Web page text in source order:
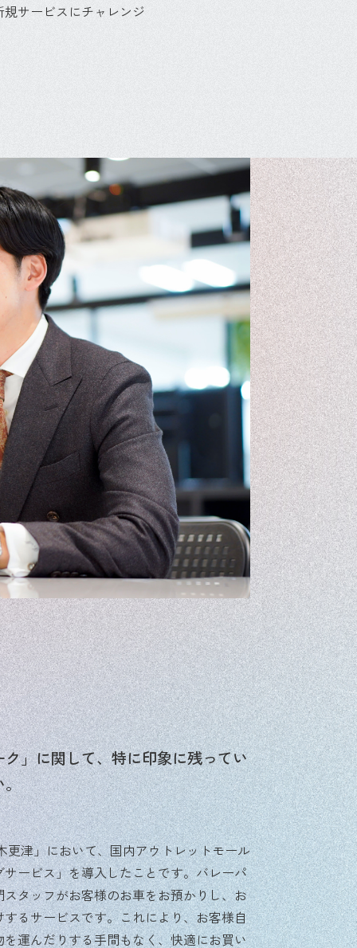
サービスにチャレンジ
」に関して、特に印象に残ってい
。
更津」において、国内アウトレットモール
ービス」を導入したことです。バレーパ
タッフがお客様のお車をお預かりし、お
るサービスです。これにより、お客様自
運んだりする手間もなく、快適にお買い